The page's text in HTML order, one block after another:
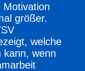
größer.
welche
kann, wenn